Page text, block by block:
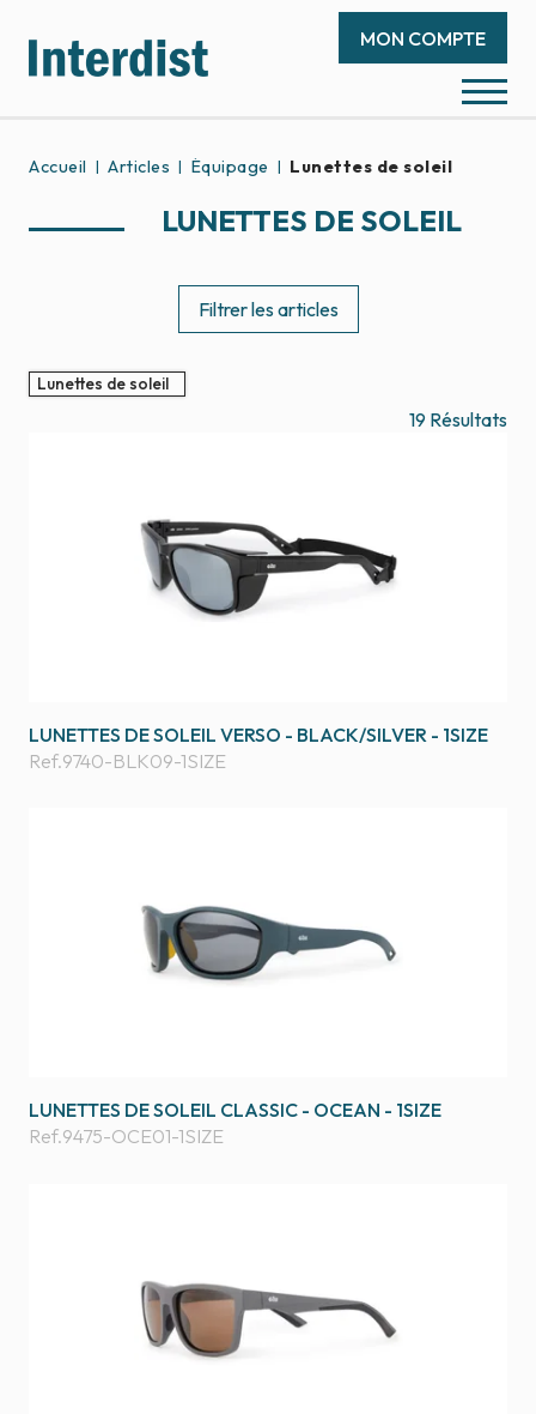
MON COMPTE
Accueil Articles Équipage Lunettes de soleil
LUNETTES DE SOLEIL
Filtrer les articles
Lunettes de soleil
19 Résultats
LUNETTES DE SOLEIL VERSO - BLACK/SILVER - 1SIZE
Ref.9740-BLK09-1SIZE
LUNETTES DE SOLEIL CLASSIC - OCEAN - 1SIZE
Ref.9475-OCE01-1SIZE